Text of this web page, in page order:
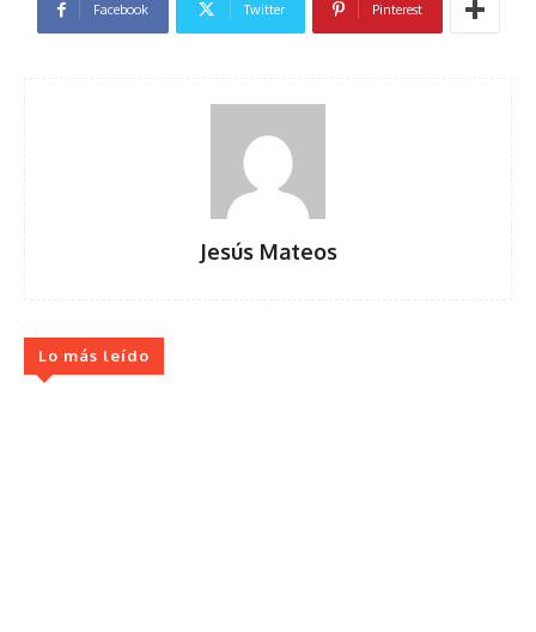
Facebook Twitter Pinterest
Jesús Mateos
Lo más leído